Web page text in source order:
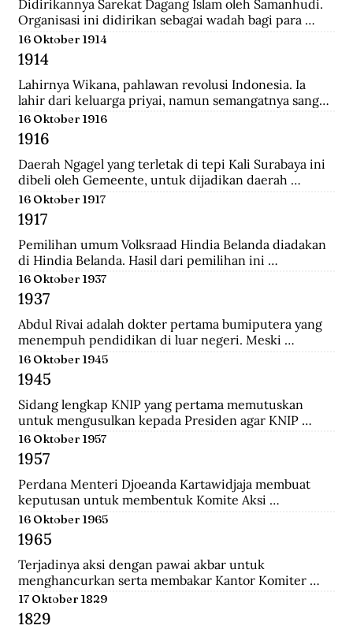
Didirikannya Sarekat Dagang Islam oleh Samanhudi.
Organisasi ini didirikan sebagai wadah bagi para
pengusaha batik di Surakarta. Organisasi ini
merupakan organisasi pertama yang lahir dari
Indonesia untuk menentang politik kekuasaan
Belanda.
16 Oktober 1914
1914
Lahirnya Wikana, pahlawan revolusi Indonesia. Ia
lahir dari keluarga priyai, namun semangatnya sangat
tinggi dalam memperjuangkan kemerdekaan dari
tangan penjajah.
16 Oktober 1916
1916
Daerah Ngagel yang terletak di tepi Kali Surabaya ini
dibeli oleh Gemeente, untuk dijadikan daerah
industri baru di Surabaya.
16 Oktober 1917
1917
Pemilihan umum Volksraad Hindia Belanda diadakan
di Hindia Belanda. Hasil dari pemilihan ini
memberikan kemenangan kepada Perkumpulan
Pembebasan Hindia Belanda yang mengalahkan Partai
Etika Kristen Protestan dan Partai Katolik Hindia.
16 Oktober 1937
1937
Abdul Rivai adalah dokter pertama bumiputera yang
menempuh pendidikan di luar negeri. Meski
menempuh pendidikan dokter, ia rajin menulis dan
mengantarkannya menjadi jurnalis. Ia pernah
mendirikan Pewarta Wolanda, sebuah surat kabar
bebahasa melayu yang ia terbitkan di Belanda.
16 Oktober 1945
1945
Sidang lengkap KNIP yang pertama memutuskan
untuk mengusulkan kepada Presiden agar KNIP
diberi hak legislatif selama MPR dan DPR belum
terbentuk.
16 Oktober 1957
1957
Perdana Menteri Djoeanda Kartawidjaja membuat
keputusan untuk membentuk Komite Aksi
Pembebasan Irian Barat di tiap penjuru Indonesia. Di
Jakarta telah berlangsung demonstrasi pemuda yang
diikuti oleh 100.000 orang untuk menuntut
pembebasan Irian Barat.
16 Oktober 1965
1965
Terjadinya aksi dengan pawai akbar untuk
menghancurkan serta membakar Kantor Komiter
Daerah Besar PKI di Jalan Pahlawan, Surabaya.
17 Oktober 1829
1829